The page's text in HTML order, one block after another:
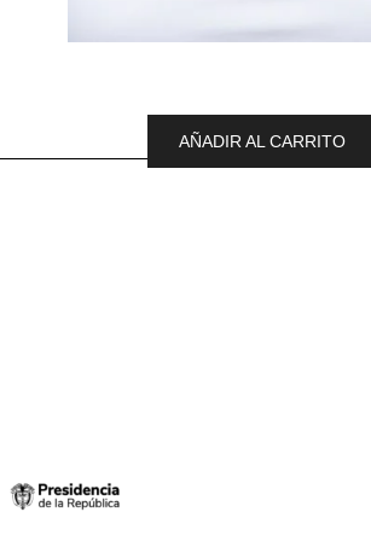
AÑADIR AL CARRITO